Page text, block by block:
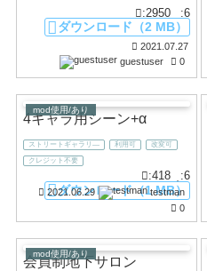
:2950 :6
2021.07.27
guestuser
0
ダウンロード（2 MB）
mod使用/あり
4キャラ用シーン+α
ストリートギャラリ― 利用可
改変可
クレジット不要
:418 :6
2021.06.29
testman
0
ダウンロード（1 MB）
mod使用/あり
会員制地下サロン